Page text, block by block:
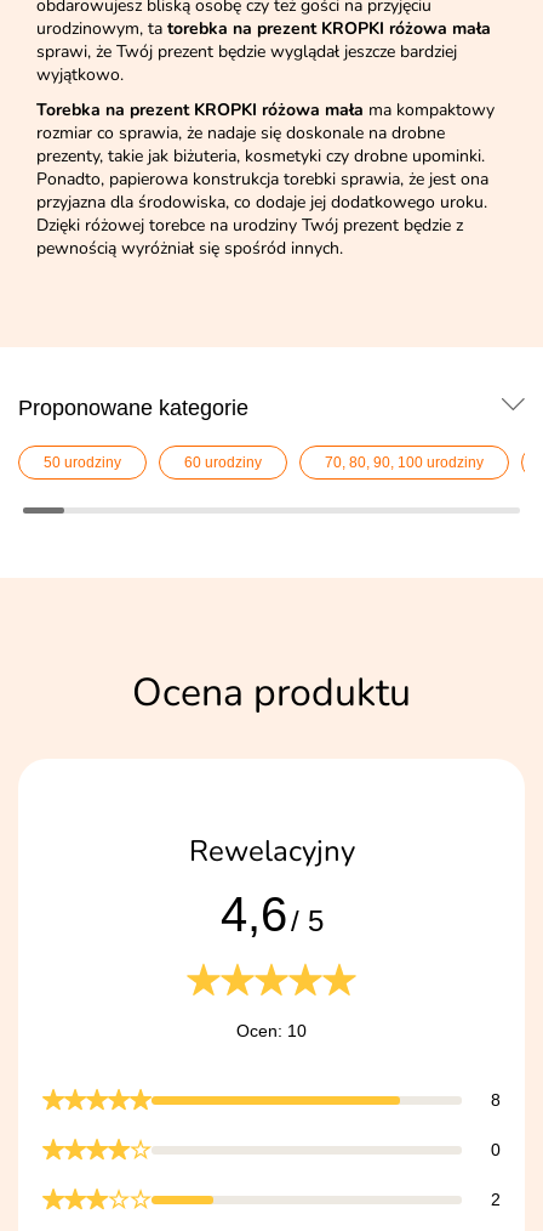
obdarowujesz bliską osobę czy też gości na przyjęciu
urodzinowym, ta torebka na prezent KROPKI różowa mała
sprawi, że Twój prezent będzie wyglądał jeszcze bardziej
wyjątkowo.
Torebka na prezent KROPKI różowa mała ma kompaktowy
rozmiar co sprawia, że nadaje się doskonale na drobne
prezenty, takie jak biżuteria, kosmetyki czy drobne upominki.
Ponadto, papierowa konstrukcja torebki sprawia, że jest ona
przyjazna dla środowiska, co dodaje jej dodatkowego uroku.
Dzięki różowej torebce na urodziny Twój prezent będzie z
pewnością wyróżniał się spośród innych.
Proponowane kategorie
50 urodziny 60 urodziny 70, 80, 90, 100 urodziny
Ocena produktu
Rewelacyjny
4,6/ 5
Ocen: 10
8
0
2